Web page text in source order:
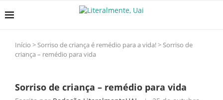
Início >Sorriso de criança é remédio para a vida!>Sorriso de
criança – remédio para vida
Sorriso de criança – remédio para vida